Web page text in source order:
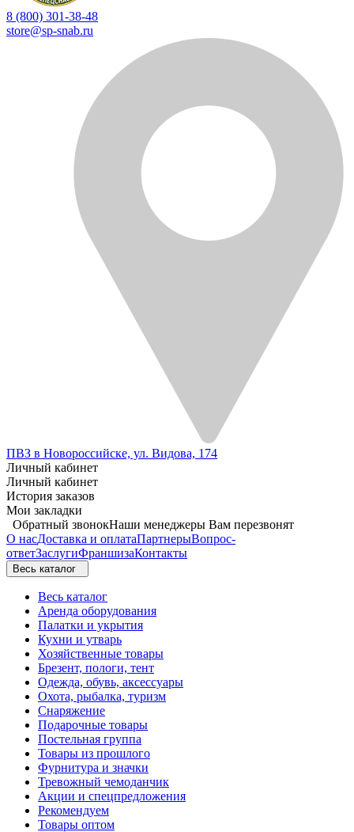
8 (800) 301-38-48
store@sp-snab.ru
ПВЗ в Новороссийске, ул. Видова, 174
Личный кабинет
Личный кабинет
История заказов
Мои закладки
Обратный звонокНаши менеджеры Вам перезвонят
О насДоставка и оплатаПартнерыВопрос-
ответЗаслугиФраншизаКонтакты
Весь каталог
Весь каталог
Аренда оборудования
Палатки и укрытия
Кухни и утварь
Хозяйственные товары
Брезент, пологи, тент
Одежда, обувь, аксессуары
Охота, рыбалка, туризм
Снаряжение
Подарочные товары
Постельная группа
Товары из прошлого
Фурнитура и значки
Тревожный чемоданчик
Акции и спецпредложения
Рекомендуем
Товары оптом